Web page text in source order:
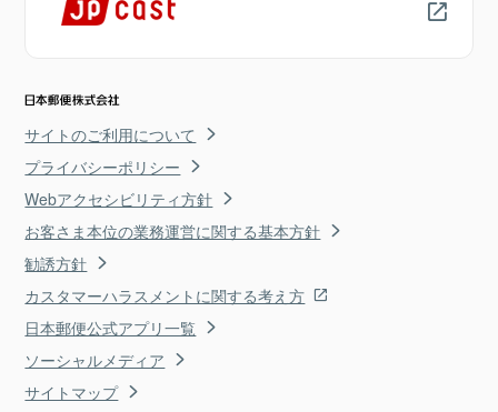
サイトのご利用について
プライバシーポリシー
Webアクセシビリティ方針
お客さま本位の業務運営に関する基本方針
勧誘方針
カスタマーハラスメントに関する考え方
日本郵便公式アプリ一覧
ソーシャルメディア
サイトマップ